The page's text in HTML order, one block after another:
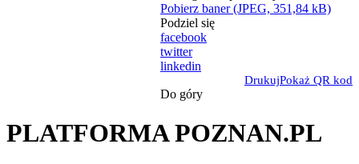
Pobierz baner (JPEG, 351,84 kB)
Podziel się
facebook
twitter
linkedin
DrukujPokaż QR kod
Do góry
PLATFORMA POZNAN.PL